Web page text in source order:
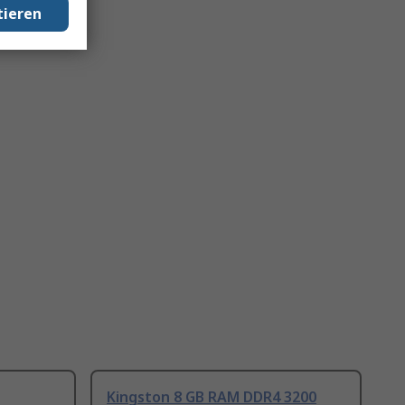
Kingston 8 GB RAM DDR4 3200